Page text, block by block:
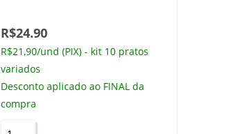
R$24.90
R$21,90/und (PIX) - kit 10 pratos
variados
Desconto aplicado ao FINAL da
compra